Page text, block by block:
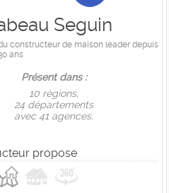
Seguin
constructeur de maison leader depuis
ans
Présent dans :
10 règions,
24 départements
avec 41 agences.
propose